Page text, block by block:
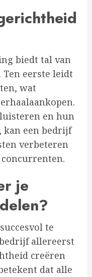
biedt tal van
eerste leidt
wat
en hun
kan een bedrijf
verbeteren
je
te
allereerst
creëren
dat alle